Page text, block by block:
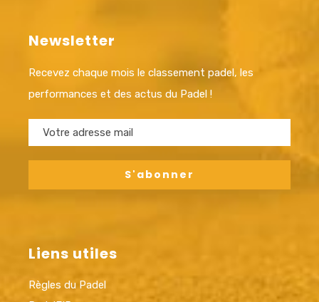
Newsletter
Recevez chaque mois le classement padel, les
performances et des actus du Padel !
Liens utiles
Règles du Padel